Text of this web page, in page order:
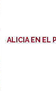
ALICIA EN EL